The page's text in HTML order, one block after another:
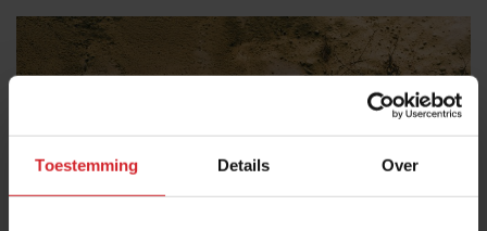
Toestemming Details Over